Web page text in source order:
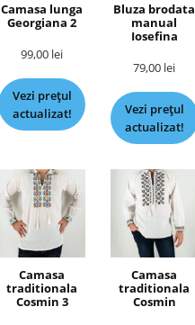
Camasa lunga
Georgiana 2
99,00 lei
Vezi prețul
actualizat!
Bluza brodata
manual
Iosefina
79,00 lei
Vezi prețul
actualizat!
Camasa
traditionala
Cosmin 3
Camasa
traditionala
Cosmin